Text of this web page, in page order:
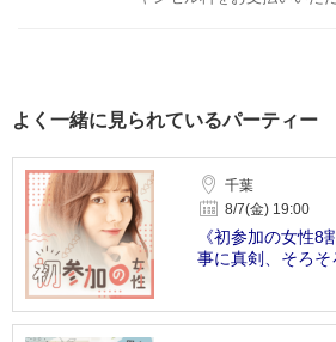
よく一緒に見られているパーティー
千葉
8/7(金) 19:00
《初参加の女性
事に真剣、そろ